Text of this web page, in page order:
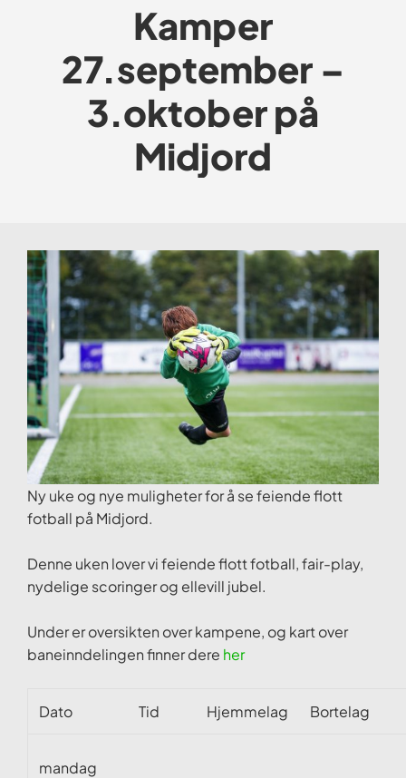
Kamper
27.september –
3.oktober på
Midjord
Ny uke og nye muligheter for å se feiende flott
fotball på Midjord.
Denne uken lover vi feiende flott fotball, fair-play,
nydelige scoringer og ellevill jubel.
Under er oversikten over kampene, og kart over
baneinndelingen finner dere her
Dato Tid Hjemmelag Bortelag
mandag